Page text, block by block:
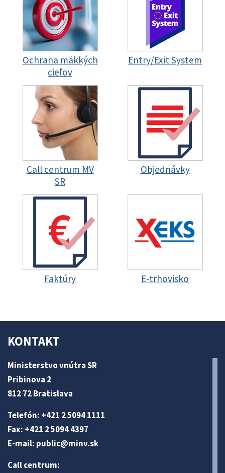
Ochrana mäkkých
cieľov
Entry/Exit System
Call centrum MV
SR
Objednávky
Faktúry E-trhovisko
KONTAKT
Ministerstvo vnútra SR
Pribinova 2
812 72 Bratislava
Telefón: +421 2 5094 1111
Fax: +421 2 5094 4397
E-mail: public@minv.sk
Call centrum: